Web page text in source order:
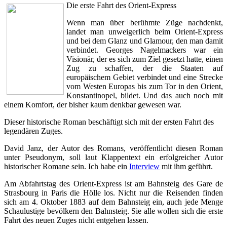
Die erste Fahrt des Orient-Express
Wenn man über berühmte Züge nachdenkt,
landet man unweigerlich beim Orient-Express
und bei dem Glanz und Glamour, den man damit
verbindet. Georges Nagelmackers war ein
Visionär, der es sich zum Ziel gesetzt hatte, einen
Zug zu schaffen, der die Staaten auf
europäischem Gebiet verbindet und eine Strecke
vom Westen Europas bis zum Tor in den Orient,
Konstantinopel, bildet. Und das auch noch mit
einem Komfort, der bisher kaum denkbar gewesen war.
Dieser historische Roman beschäftigt sich mit der ersten Fahrt des
legendären Zuges.
David Janz, der Autor des Romans, veröffentlicht diesen Roman
unter Pseudonym, soll laut Klappentext ein erfolgreicher Autor
historischer Romane sein. Ich habe ein Interview mit ihm geführt.
Am Abfahrtstag des Orient-Express ist am Bahnsteig des Gare de
Strasbourg in Paris die Hölle los. Nicht nur die Reisenden finden
sich am 4. Oktober 1883 auf dem Bahnsteig ein, auch jede Menge
Schaulustige bevölkern den Bahnsteig. Sie alle wollen sich die erste
Fahrt des neuen Zuges nicht entgehen lassen.